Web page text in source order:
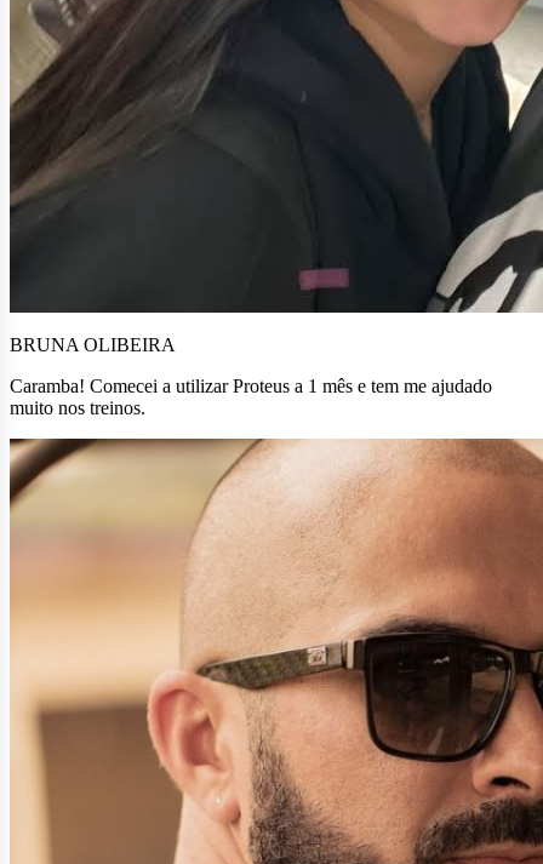
BRUNA OLIBEIRA
Caramba! Comecei a utilizar Proteus a 1 mês e tem me ajudado
muito nos treinos.